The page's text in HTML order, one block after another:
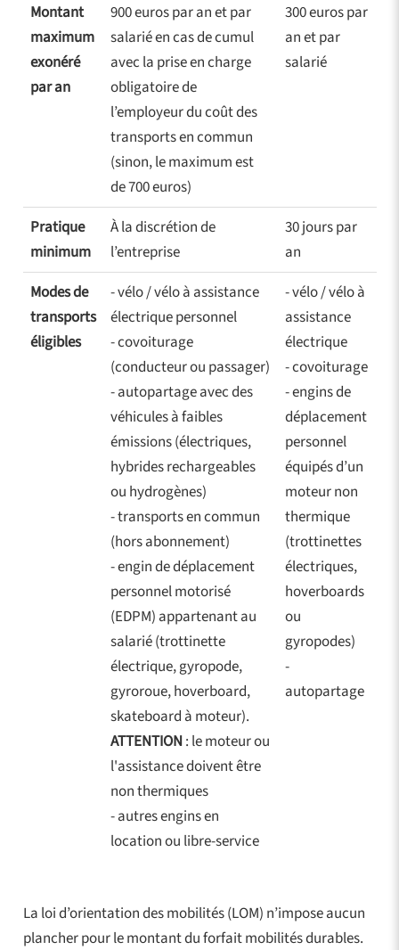
Montant
maximum
exonéré
par an
900 euros par an et par
salarié en cas de cumul
avec la prise en charge
obligatoire de
l’employeur du coût des
transports en commun
(sinon, le maximum est
de 700 euros)
300 euros par
an et par
salarié
Pratique
minimum
À la discrétion de
l’entreprise
30 jours par
an
Modes de
transports
éligibles
- vélo / vélo à assistance
électrique personnel
- covoiturage
(conducteur ou passager)
- autopartage avec des
véhicules à faibles
émissions (électriques,
hybrides rechargeables
ou hydrogènes)
- transports en commun
(hors abonnement)
- engin de déplacement
personnel motorisé
(EDPM) appartenant au
salarié (trottinette
électrique, gyropode,
gyroroue, hoverboard,
skateboard à moteur).
ATTENTION: le moteur ou
l'assistance doivent être
non thermiques
- autres engins en
location ou libre-service
- vélo / vélo à
assistance
électrique
- covoiturage
- engins de
déplacement
personnel
équipés d’un
moteur non
thermique
(trottinettes
électriques,
hoverboards
ou
gyropodes)
-
autopartage
La loi d’orientation des mobilités (LOM) n’impose aucun
plancher pour le montant du forfait mobilités durables.